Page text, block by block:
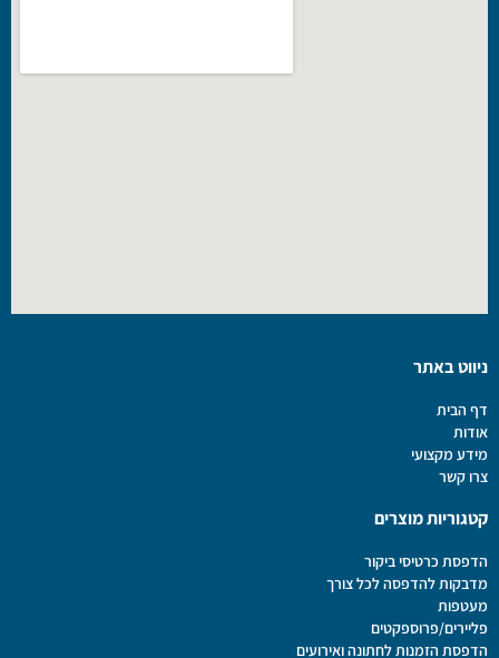
קטגוריות מוצרים
הדפסת כרטיסי ביקור
מדבקות להדפסה לכל צורך
מעטפות
פליירים/פרוספקטים
הדפסת הזמנות לחתונה ואירועים
ניווט באתר
דף הבית
אודות
מידע מקצועי
צרו קשר